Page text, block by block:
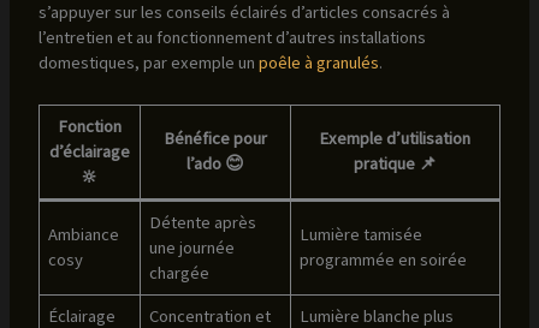
s’appuyer sur les conseils éclairés d’articles consacrés à
l’entretien et au fonctionnement d’autres installations
domestiques, par exemple un poêle à granulés.
Fonction
d’éclairage
🔆
Bénéfice pour
l’ado 😊
Exemple d’utilisation
pratique 📌
Ambiance
cosy
Détente après
une journée
chargée
Lumière tamisée
programmée en soirée
Éclairage
Concentration et
Lumière blanche plus